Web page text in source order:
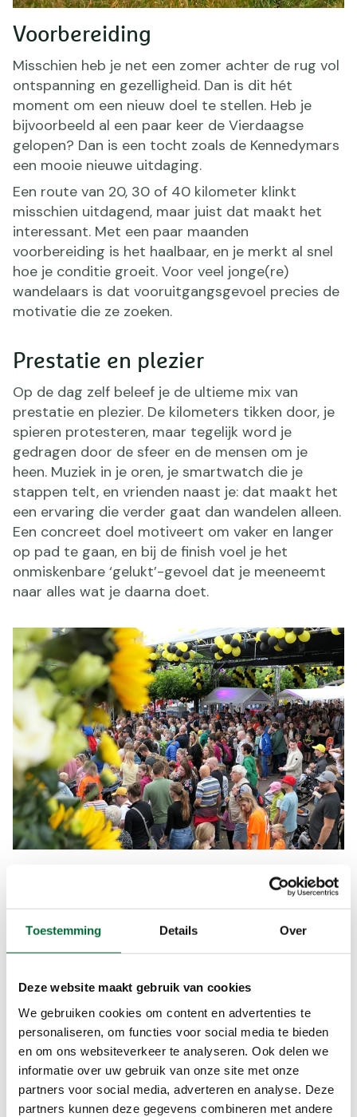
Toestemming Details Over
Deze website maakt gebruik van cookies
We gebruiken cookies om content en advertenties te
personaliseren, om functies voor social media te bieden
en om ons websiteverkeer te analyseren. Ook delen we
informatie over uw gebruik van onze site met onze
partners voor social media, adverteren en analyse. Deze
partners kunnen deze gegevens combineren met andere
Voorbereiding
Misschien heb je net een zomer achter de rug vol
ontspanning en gezelligheid. Dan is dit hét
moment om een nieuw doel te stellen. Heb je
bijvoorbeeld al een paar keer de Vierdaagse
gelopen? Dan is een tocht zoals de Kennedymars
een mooie nieuwe uitdaging.
Een route van 20, 30 of 40 kilometer klinkt
misschien uitdagend, maar juist dat maakt het
interessant. Met een paar maanden
voorbereiding is het haalbaar, en je merkt al snel
hoe je conditie groeit. Voor veel jonge(re)
wandelaars is dat vooruitgangsgevoel precies de
motivatie die ze zoeken.
Prestatie en plezier
Op de dag zelf beleef je de ultieme mix van
prestatie en plezier. De kilometers tikken door, je
spieren protesteren, maar tegelijk word je
gedragen door de sfeer en de mensen om je
heen. Muziek in je oren, je smartwatch die je
stappen telt, en vrienden naast je: dat maakt het
een ervaring die verder gaat dan wandelen alleen.
Een concreet doel motiveert om vaker en langer
op pad te gaan, en bij de finish voel je het
onmiskenbare ‘gelukt’-gevoel dat je meeneemt
naar alles wat je daarna doet.
De komende maanden staan er volop mooie
evenementen gepland, van de 30 van Zandvoort
tot de Kennedymars en de Nacht van de
naartoe kunt werken. Dus: pak je agenda, kies een
datum en schrijf je in. Net als die 4 op de 10 jonge
wandelaars die het al doet. Eén ding is zeker: die
eerste langeafstandswandeling ga je nooit
vergeten.